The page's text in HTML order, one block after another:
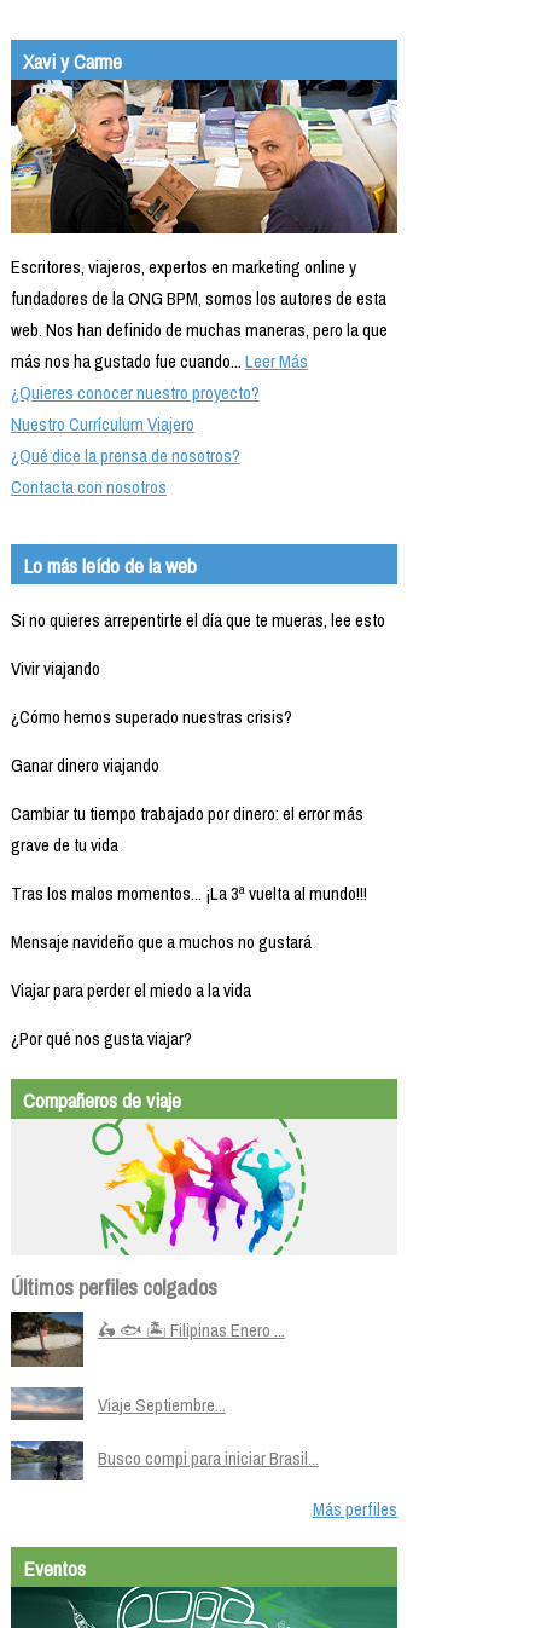
Xavi y Carme
Escritores, viajeros, expertos en marketing online y
fundadores de la ONG BPM, somos los autores de esta
web. Nos han definido de muchas maneras, pero la que
más nos ha gustado fue cuando...Leer Más
¿Quieres conocer nuestro proyecto?
Nuestro Currículum Viajero
¿Qué dice la prensa de nosotros?
Contacta con nosotros
Lo más leído de la web
Si no quieres arrepentirte el día que te mueras, lee esto
Vivir viajando
¿Cómo hemos superado nuestras crisis?
Ganar dinero viajando
Cambiar tu tiempo trabajado por dinero: el error más
grave de tu vida
Tras los malos momentos... ¡La 3ª vuelta al mundo!!!
Mensaje navideño que a muchos no gustará
Viajar para perder el miedo a la vida
¿Por qué nos gusta viajar?
Compañeros de viaje
Últimos perfiles colgados
🛵 🐟 🏝️ Filipinas Enero ...
Viaje Septiembre...
Busco compi para iniciar Brasil...
Más perfiles
Eventos